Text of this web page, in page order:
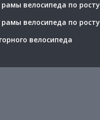
рамы велосипеда по росту
рамы велосипеда по росту
велосипеда